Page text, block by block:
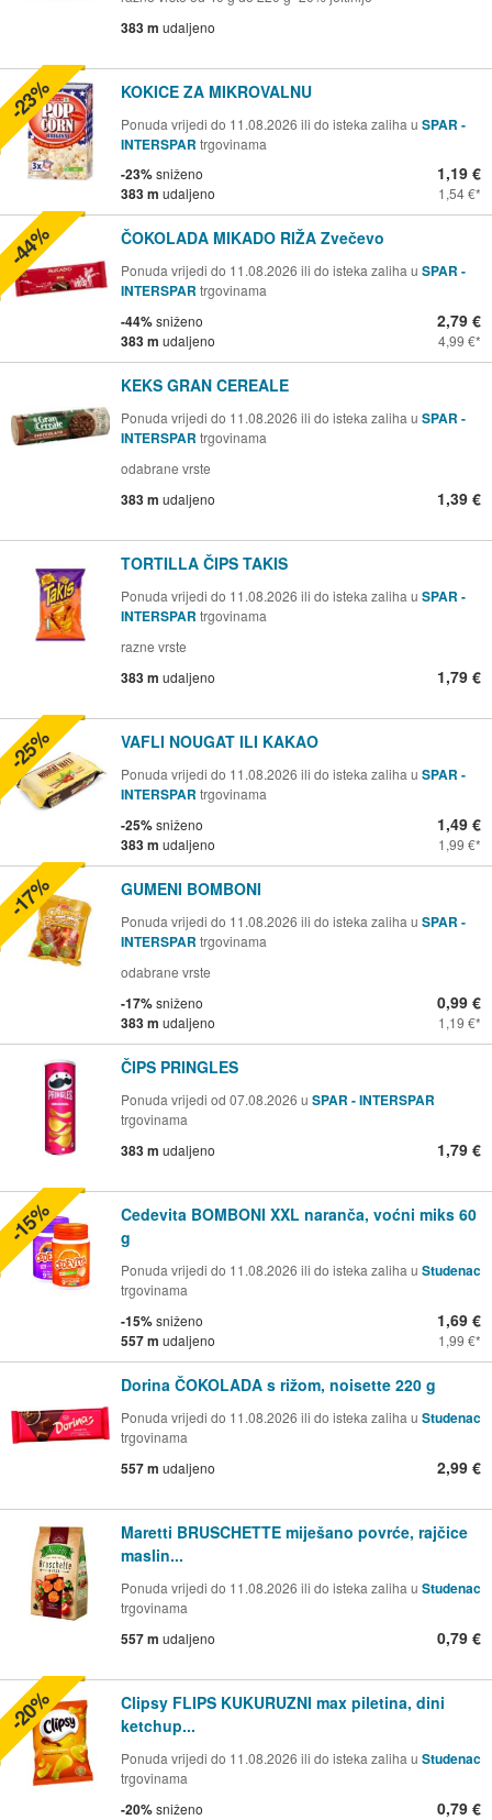
383 m udaljeno
KOKICE ZA MIKROVALNU
Ponuda vrijedi do 11.08.2026 ili do isteka zaliha u SPAR -
INTERSPAR trgovinama
-23%sniženo
383 m udaljeno
1,19 €
1,54 €
-23%
ČOKOLADA MIKADO RIŽA Zvečevo
Ponuda vrijedi do 11.08.2026 ili do isteka zaliha u SPAR -
INTERSPAR trgovinama
-44%sniženo
383 m udaljeno
2,79 €
4,99 €
-44%
KEKS GRAN CEREALE
Ponuda vrijedi do 11.08.2026 ili do isteka zaliha u SPAR -
INTERSPAR trgovinama
odabrane vrste
383 m udaljeno 1,39 €
TORTILLA ČIPS TAKIS
Ponuda vrijedi do 11.08.2026 ili do isteka zaliha u SPAR -
INTERSPAR trgovinama
razne vrste
383 m udaljeno 1,79 €
VAFLI NOUGAT ILI KAKAO
Ponuda vrijedi do 11.08.2026 ili do isteka zaliha u SPAR -
INTERSPAR trgovinama
-25%sniženo
383 m udaljeno
1,49 €
1,99 €
-25%
GUMENI BOMBONI
Ponuda vrijedi do 11.08.2026 ili do isteka zaliha u SPAR -
INTERSPAR trgovinama
odabrane vrste
-17%sniženo
383 m udaljeno
0,99 €
1,19 €
-17%
ČIPS PRINGLES
Ponuda vrijedi od 07.08.2026 u SPAR - INTERSPAR
trgovinama
383 m udaljeno 1,79 €
Cedevita BOMBONI XXL naranča, voćni miks 60
g
Ponuda vrijedi do 11.08.2026 ili do isteka zaliha u Studenac
trgovinama
-15%sniženo
557 m udaljeno
1,69 €
1,99 €
-15%
Dorina ČOKOLADA s rižom, noisette 220 g
Ponuda vrijedi do 11.08.2026 ili do isteka zaliha u Studenac
trgovinama
557 m udaljeno 2,99 €
Maretti BRUSCHETTE miješano povrće, rajčice
maslin...
Ponuda vrijedi do 11.08.2026 ili do isteka zaliha u Studenac
trgovinama
557 m udaljeno 0,79 €
Clipsy FLIPS KUKURUZNI max piletina, dini
ketchup...
Ponuda vrijedi do 11.08.2026 ili do isteka zaliha u Studenac
trgovinama
-20%sniženo 0,79 €
-20%